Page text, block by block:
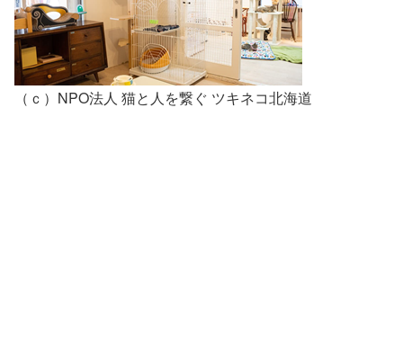
（ｃ）NPO法人 猫と人を繋ぐ ツキネコ北海道